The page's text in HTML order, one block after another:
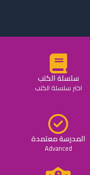
سلسلة الكتب
اختر سلسلة الكتب
المدرسة معتمدة
Advanced